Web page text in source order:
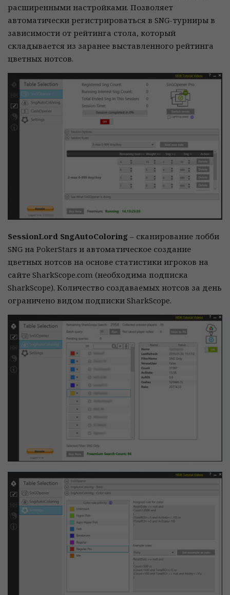
расширенными настройками. Позволяет
автоматически регистрироваться в SNG-турниры в
зависимости от рейтинга стола, который
складывается из заранее выставленного рейтинга
цветных нотсов.
SessionLord SngAutoColoring – сканирование лобби
SNG на PokerStars и автоматическое создание
цветных нотсов на основе статистики игроков на
сайте SharkScope.com (необходима подписка
SharkScope). Количество создаваемых нотсов за день
ограничено видом подписки SharkScope.